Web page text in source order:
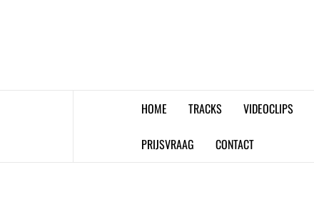
HOME TRACKS VIDEOCLIPS
PRIJSVRAAG CONTACT